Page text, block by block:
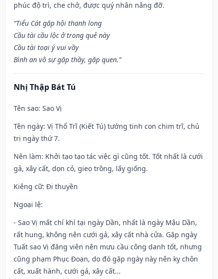
phúc độ trì, che chở, được quý nhân nâng đỡ.
“Tiểu Cát gặp hội thanh long
Cầu tài cầu lộc ở trong quẻ này
Cầu tài toại ý vui vầy
Bình an vô sự gặp thầy, gặp quen.”
Nhị Thập Bát Tú
Tên sao: Sao Vị
Tên ngày: Vị Thổ Trĩ (Kiết Tú) tướng tinh con chim trĩ, chủ
trị ngày thứ 7.
Nên làm: Khởi tạo tạo tác việc gì cũng tốt. Tốt nhất là cưới
gả, xây cất, dọn cỏ, gieo trồng, lấy giống.
Kiêng cữ: Đi thuyền
Ngoại lệ:
- Sao Vị mất chí khí tại ngày Dần, nhất là ngày Mậu Dần,
rất hung, không nên cưới gả, xây cất nhà cửa. Gặp ngày
Tuất sao Vị đăng viên nên mưu cầu công danh tốt, nhưng
cũng phạm Phục Đoạn, do đó gặp ngày này nên kỵ chôn
cất, xuất hành, cưới gả, xây cất...